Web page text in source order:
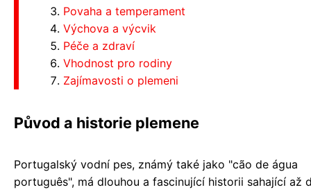
Povaha a temperament
Výchova a výcvik
Péče a zdraví
Vhodnost pro rodiny
Zajímavosti o plemeni
Původ a historie plemene
Portugalský vodní pes, známý také jako "cão de água
português", má dlouhou a fascinující historii sahající až